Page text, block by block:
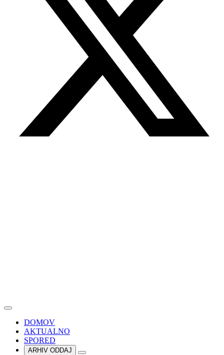
DOMOV
AKTUALNO
SPORED
ARHIV ODDAJ